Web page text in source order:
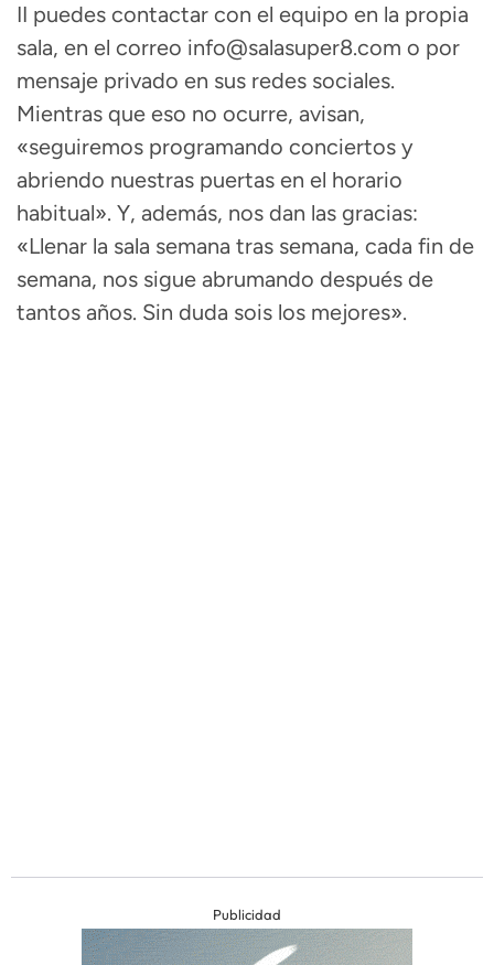
II puedes contactar con el equipo en la propia
sala, en el correo info@salasuper8.com o por
mensaje privado en sus redes sociales.
Mientras que eso no ocurre, avisan,
«seguiremos programando conciertos y
abriendo nuestras puertas en el horario
habitual». Y, además, nos dan las gracias:
«Llenar la sala semana tras semana, cada fin de
semana, nos sigue abrumando después de
tantos años. Sin duda sois los mejores».
Publicidad